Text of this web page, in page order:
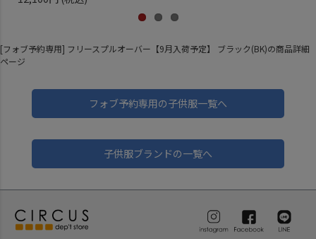
[フォブ予約専用] フリースプルオーバー【9月入荷予定】 ブラック(BK)の商品詳細
ページ
フォブ予約専用の子供服一覧へ
子供服ブランドの一覧へ